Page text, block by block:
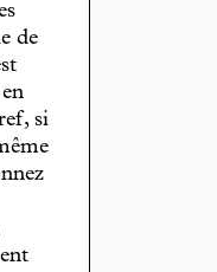
de
si